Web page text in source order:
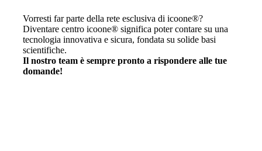
Vorresti far parte della rete esclusiva di icoone®?
Diventare centro icoone® significa poter contare su una
tecnologia innovativa e sicura, fondata su solide basi
scientifiche.
Il nostro team è sempre pronto a rispondere alle tue
domande!